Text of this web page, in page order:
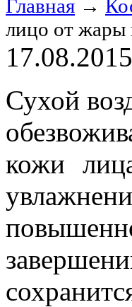
Главная →
лицо от жары
Сухой
кожи